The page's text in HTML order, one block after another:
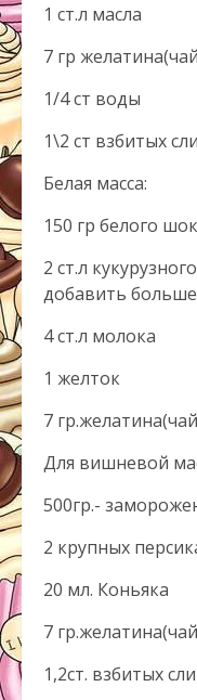
1 ст.л масла
7 гр
1/4 ст воды
1\2 ст взбитых
Белая масса:
150 гр белого
2 ст.л
добавить
4 ст.л молока
1 желток
7
Для вишневой
500гр.-
2 крупных
20 мл. Коньяка
7
1,2ст. взбитых